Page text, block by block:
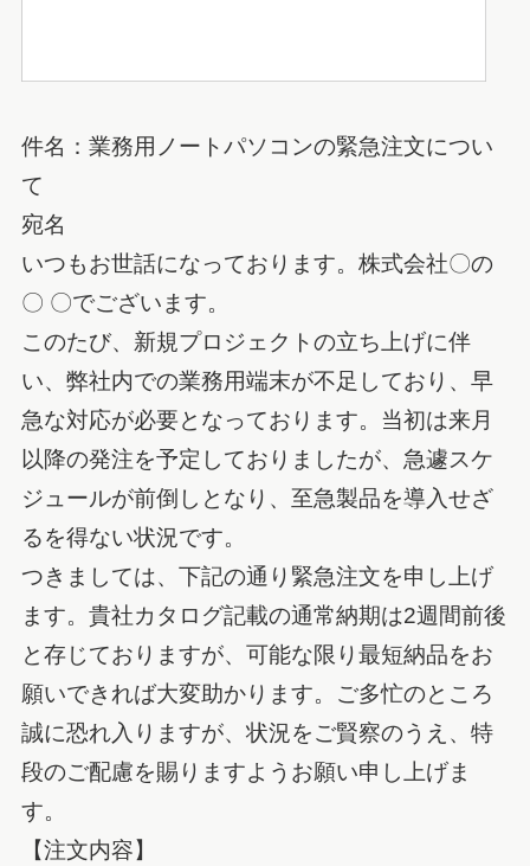
件名：業務用ノートパソコンの緊急注文につい
て
宛名
いつもお世話になっております。株式会社〇の
〇 〇でございます。
このたび、新規プロジェクトの立ち上げに伴
い、弊社内での業務用端末が不足しており、早
急な対応が必要となっております。当初は来月
以降の発注を予定しておりましたが、急遽スケ
ジュールが前倒しとなり、至急製品を導入せざ
るを得ない状況です。
つきましては、下記の通り緊急注文を申し上げ
ます。貴社カタログ記載の通常納期は2週間前後
と存じておりますが、可能な限り最短納品をお
願いできれば大変助かります。ご多忙のところ
誠に恐れ入りますが、状況をご賢察のうえ、特
段のご配慮を賜りますようお願い申し上げま
す。
【注文内容】